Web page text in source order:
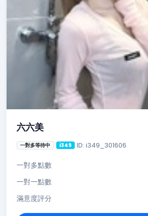
六六美
一對多等待中 i349 ID: i349_301606
一對多點數
一對一點數
滿意度評分